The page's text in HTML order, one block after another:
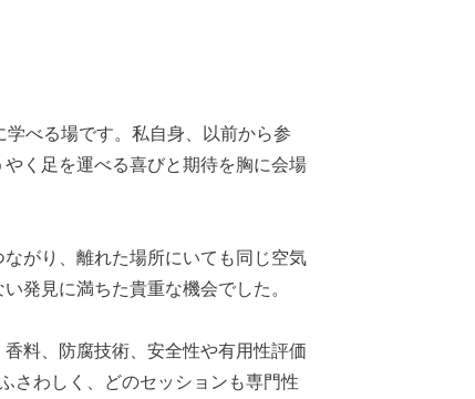
べる場です。私自身、以前から参
く足を運べる喜びと期待を胸に会場
がり、離れた場所にいても同じ空気
発見に満ちた貴重な機会でした。
料、防腐技術、安全性や有用性評価
さわしく、どのセッションも専門性